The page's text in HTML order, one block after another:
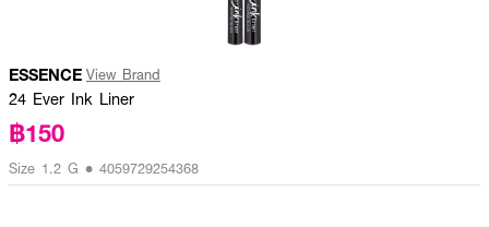
ESSENCE View Brand
24 Ever Ink Liner
฿150
Size 1.2 G • 4059729254368